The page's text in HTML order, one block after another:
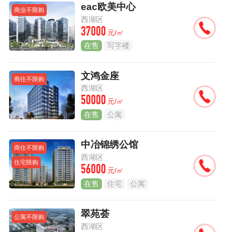
商业不限购 eac欧美中心
西湖区
37000 元/㎡
在售 写字楼
商住不限购 文鸿金座
西湖区
50000 元/㎡
在售 公寓
商住不限购
住宅限购
中冶锦绣公馆
西湖区
56000 元/㎡
在售 住宅 公寓
公寓不限购 翠苑荟
西湖区